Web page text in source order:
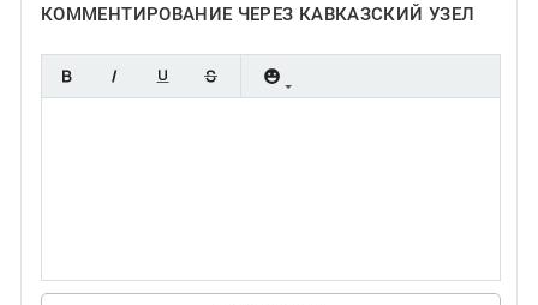
КОММЕНТИРОВАНИЕ ЧЕРЕЗ КАВКАЗСКИЙ УЗЕЛ